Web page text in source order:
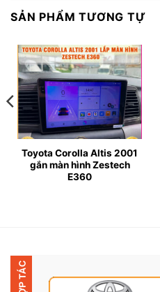
đời mới.
● Màn hình: IPS 9 – 10
1280×720, chống chói
● Bộ nhớ: RAM 4GB, ROM
● Chip xử lý: Qualcomm
1.8GHz
vòm
● Kết nối: 4G LTE, WiFi,
SẢN PHẨM TƯƠNG TỰ
Toyota Corolla Altis 2001
gắn màn hình Zestech
E360